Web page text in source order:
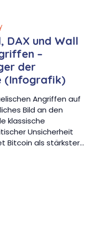
DAX und Wall
–
der
(Infografik)
Angriffen auf
Bild an den
klassische
Unsicherheit
Bitcoin als stärkster…